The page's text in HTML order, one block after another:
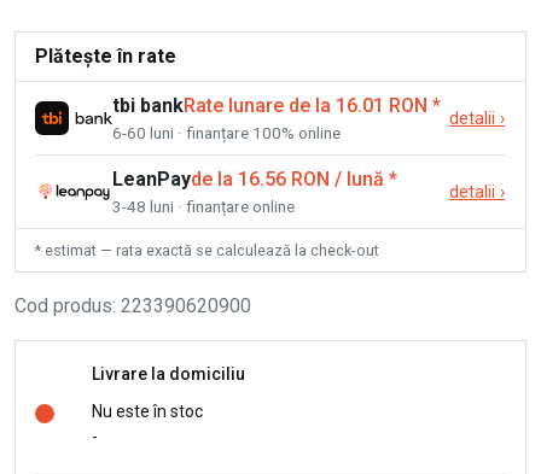
Plătește în rate
tbi bankRate lunare de la 16.01 RON *
6-60 luni · finanțare 100% online
detalii ›
LeanPayde la 16.56 RON / lună *
3-48 luni · finanțare online
detalii ›
* estimat — rata exactă se calculează la check-out
Cod produs: 223390620900
Livrare la domiciliu
Nu este în stoc
-